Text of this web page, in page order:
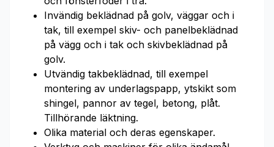
Invändig beklädnad på golv, väggar och i
tak, till exempel skiv- och panelbeklädnad
på vägg och i tak och skivbeklädnad på
golv.
Utvändig takbeklädnad, till exempel
montering av underlagspapp, ytskikt som
shingel, pannor av tegel, betong, plåt.
Tillhörande läktning.
Olika material och deras egenskaper.